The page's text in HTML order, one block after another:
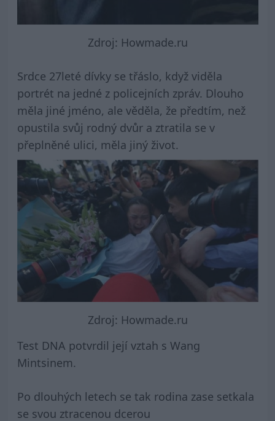
Zdroj: Howmade.ru
Srdce 27leté dívky se třáslo, když viděla
portrét na jedné z policejních zpráv. Dlouho
měla jiné jméno, ale věděla, že předtím, než
opustila svůj rodný dvůr a ztratila se v
přeplněné ulici, měla jiný život.
Zdroj: Howmade.ru
Test DNA potvrdil její vztah s Wang
Mintsinem.
Po dlouhých letech se tak rodina zase setkala
se svou ztracenou dcerou